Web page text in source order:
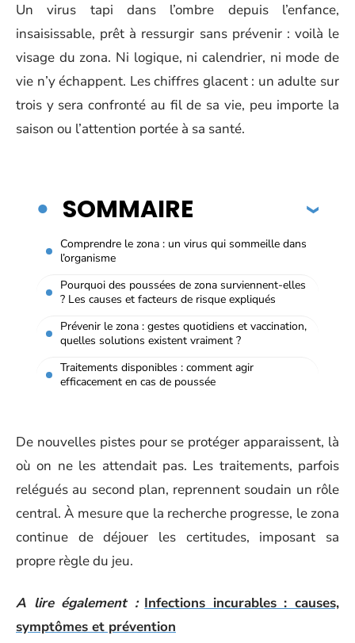
Un virus tapi dans l’ombre depuis l’enfance,
insaisissable, prêt à ressurgir sans prévenir : voilà le
visage du zona. Ni logique, ni calendrier, ni mode de
vie n’y échappent. Les chiffres glacent : un adulte sur
trois y sera confronté au fil de sa vie, peu importe la
saison ou l’attention portée à sa santé.
SOMMAIRE
Comprendre le zona : un virus qui sommeille dans
l’organisme
Pourquoi des poussées de zona surviennent-elles
? Les causes et facteurs de risque expliqués
Prévenir le zona : gestes quotidiens et vaccination,
quelles solutions existent vraiment ?
Traitements disponibles : comment agir
efficacement en cas de poussée
De nouvelles pistes pour se protéger apparaissent, là
où on ne les attendait pas. Les traitements, parfois
relégués au second plan, reprennent soudain un rôle
central. À mesure que la recherche progresse, le zona
continue de déjouer les certitudes, imposant sa
propre règle du jeu.
A lire également : Infections incurables : causes,
symptômes et prévention